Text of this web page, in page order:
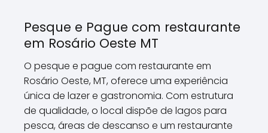
Pesque e Pague com restaurante
em Rosário Oeste MT
O pesque e pague com restaurante em
Rosário Oeste, MT, oferece uma experiência
única de lazer e gastronomia. Com estrutura
de qualidade, o local dispõe de lagos para
pesca, áreas de descanso e um restaurante